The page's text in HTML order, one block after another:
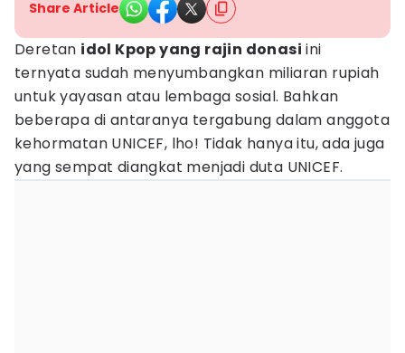
Share Article
Deretan idol Kpop yang rajin donasi ini
ternyata sudah menyumbangkan miliaran rupiah
untuk yayasan atau lembaga sosial. Bahkan
beberapa di antaranya tergabung dalam anggota
kehormatan UNICEF, lho! Tidak hanya itu, ada juga
yang sempat diangkat menjadi duta UNICEF.